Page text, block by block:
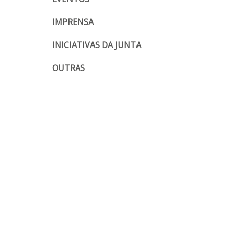
IMPRENSA
INICIATIVAS DA JUNTA
OUTRAS